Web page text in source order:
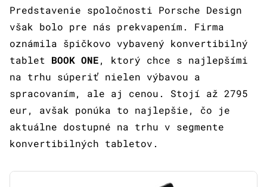
Predstavenie spoločnosti Porsche Design
však bolo pre nás prekvapením. Firma
oznámila špičkovo vybavený konvertibilný
tablet BOOK ONE, ktorý chce s najlepšími
na trhu súperiť nielen výbavou a
spracovaním, ale aj cenou. Stojí až 2795
eur, avšak ponúka to najlepšie, čo je
aktuálne dostupné na trhu v segmente
konvertibilných tabletov.